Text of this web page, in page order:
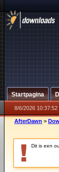
Startpagina
8/6/2026 10:37:52
AfterDawn >
Dit is een